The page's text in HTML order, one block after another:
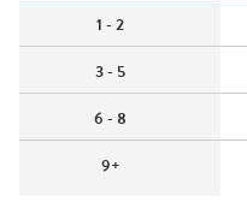
1 - 2
3 - 5
6 - 8
9+